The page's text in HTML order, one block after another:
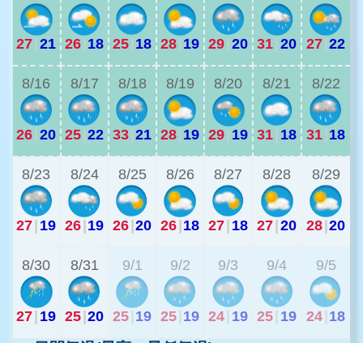
27|21 26|18 25|18 28|19 29|20 31|20 27|22
8/16
26|20
8/17
25|22
8/18
33|21
8/19
28|19
8/20
29| 19
8/21
31| 18
8/22
31|18
8/23
27| 19
8/24
26|19
8/25
26|20
8/26
26|18
8/27
27| 18
8/28
27|20
8/29
28|20
8/30
27| 19
8/31
25|20
9/1
25 19
9/2
25 19
9/3
24 19
9/4
25 19
9/5
24 18